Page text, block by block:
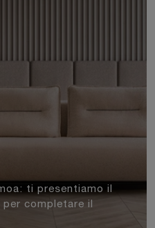
ti presentiamo il
completare il